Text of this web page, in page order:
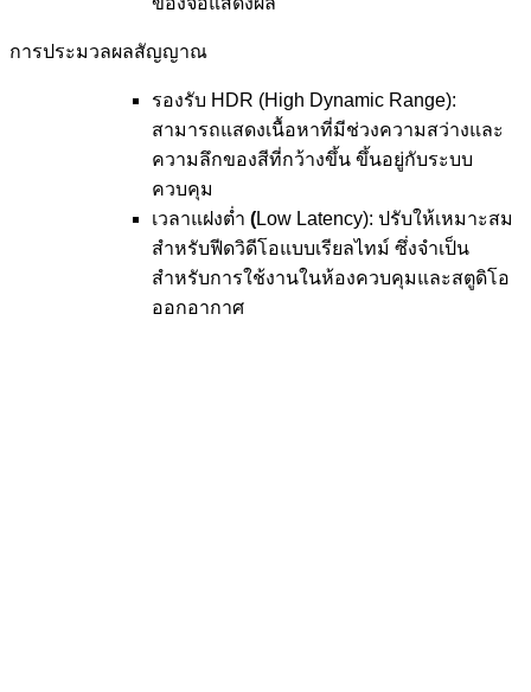
การประมวลผลสัญญาณ
รองรับ HDR (High Dynamic Range):
สามารถแสดงเนื้อหาที่มีช่วงความสว่างและ
ความลึกของสีที่กว้างขึ้น ขึ้นอยู่กับระบบ
ควบคุม
เวลาแฝงต่ำ (Low Latency): ปรับให้เหมาะสม
สำหรับฟีดวิดีโอแบบเรียลไทม์ ซึ่งจำเป็น
สำหรับการใช้งานในห้องควบคุมและสตูดิโอ
ออกอากาศ